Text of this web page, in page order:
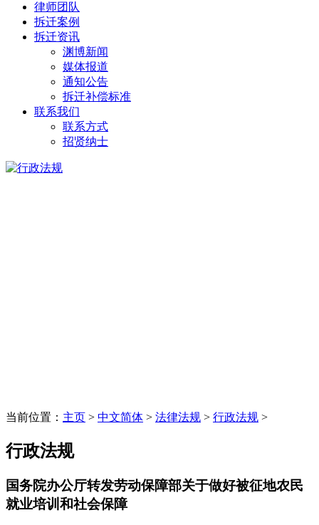
律师团队
拆迁案例
拆迁资讯
渊博新闻
媒体报道
通知公告
拆迁补偿标准
联系我们
联系方式
招贤纳士
当前位置： 主页 > 中文简体 > 法律法规 > 行政法规 >
行政法规
国务院办公厅转发劳动保障部关于做好被征地农民
就业培训和社会保障